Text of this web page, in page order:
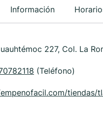
Información
227, Col. La
(Teléfono)
tiendas/